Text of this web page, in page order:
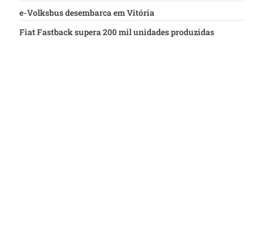
e-Volksbus desembarca em Vitória
Fiat Fastback supera 200 mil unidades produzidas